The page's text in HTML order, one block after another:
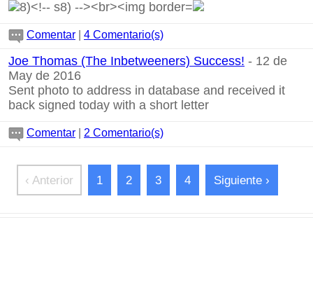
Comentar 4 Comentario(s)
Joe Thomas (The Inbetweeners) Success! - 12 de
May de 2016
Sent photo to address in database and received it
back signed today with a short letter
Comentar 2 Comentario(s)
‹ Anterior 1 2 3 4 Siguiente ›